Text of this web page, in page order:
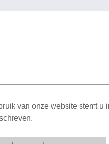
van onze website stemt u